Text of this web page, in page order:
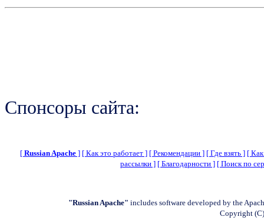
Спонсоры сайта:
[ Russian Apache ] [ Как это работает ] [ Рекомендации ] [ Где взять ] [
рассылки ] [ Благодарности ] [ Поиск по
"Russian Apache" includes software developed by the
Copyright